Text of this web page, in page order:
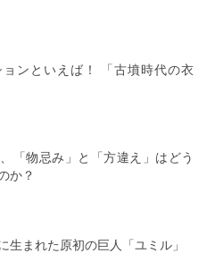
ンといえば！ 「古墳時代の衣
「物忌み」と「方違え」はどう
か？
生まれた原初の巨人「ユミル」